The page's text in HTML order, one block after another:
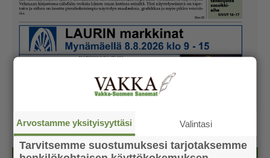
Arvostamme yksityisyyttäsi Valintasi
Tarvitsemme suostumuksesi tarjotaksemme